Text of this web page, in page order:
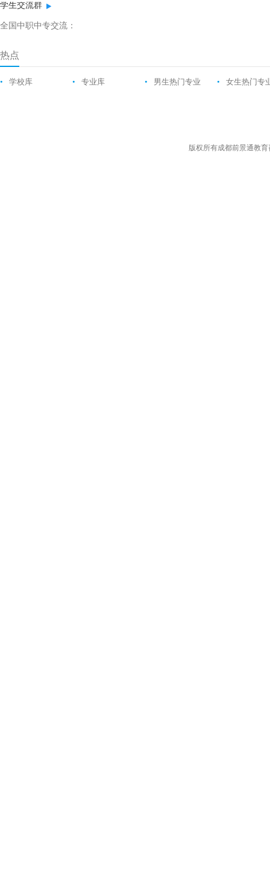
学生交流群
全国中职中专交流：
热点
• 学校库 • 专业库 • 男生热门专业 • 女生热门专
版权所有成都前景通教